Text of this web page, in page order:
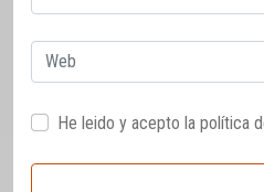
electrónico
Web
He leido y acepto la política